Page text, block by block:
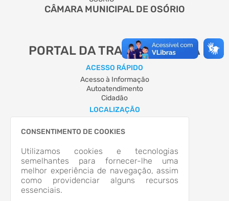
CONSENTIMENTO DE COOKIES
Utilizamos cookies e tecnologias
semelhantes para fornecer-lhe uma
melhor experiência de navegação, assim
como providenciar alguns recursos
essenciais.
CÂMARA MUNICIPAL DE OSÓRIO
PORTAL DA TRANSPARÊNCIA
ACESSO RÁPIDO
Acesso à Informação
Autoatendimento
Cidadão
LOCALIZAÇÃO
Osório/RS
Abrir no Mapa
CONTATOS
(51)36634900
(51)36634901